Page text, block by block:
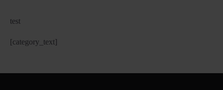
test
[category_text]